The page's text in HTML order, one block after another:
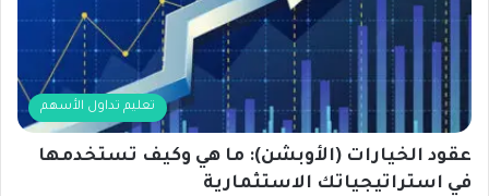
تعليم تداول الأسهم
عقود الخيارات (الأوبشن): ما هي وكيف تستخدمها
في استراتيجياتك الاستثمارية